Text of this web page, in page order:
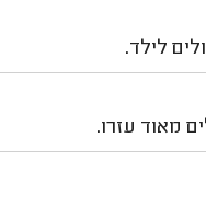
לילד.
מאוד עזרו.